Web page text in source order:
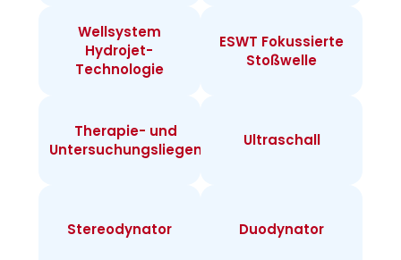
Wellsystem
Hydrojet-
Technologie
ESWT Fokussierte
Stoßwelle
Therapie- und
Untersuchungsliegen
Ultraschall
Stereodynator Duodynator